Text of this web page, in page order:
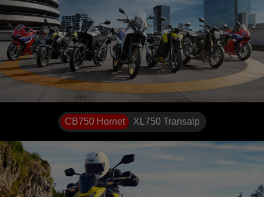
CB750 Hornet XL750 Transalp